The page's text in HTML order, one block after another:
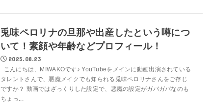
兎味ペロリナの旦那や出産したという噂につ
いて！素顔や年齢などプロフィール！
2025.08.23
こんにちは、MIWAKOです♪ YouTubeをメインに動画出演されている
タレントさんで、悪魔メイクでも知られる兎味ペロリナさんをご存じ
ですか？ 動画ではざっくりした設定で、悪魔の設定がガバガバなのも
ちょっ...